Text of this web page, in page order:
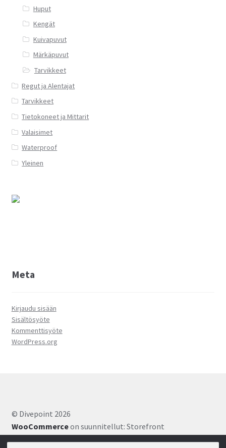
Huput
Kengät
Kuivapuvut
Märkäpuvut
Tarvikkeet
Regut ja Alentajat
Tarvikkeet
Tietokoneet ja Mittarit
Valaisimet
Waterproof
Yleinen
Meta
Kirjaudu sisään
Sisältösyöte
Kommenttisyöte
WordPress.org
© Divepoint 2026
WooCommerceon suunnitellut: Storefront